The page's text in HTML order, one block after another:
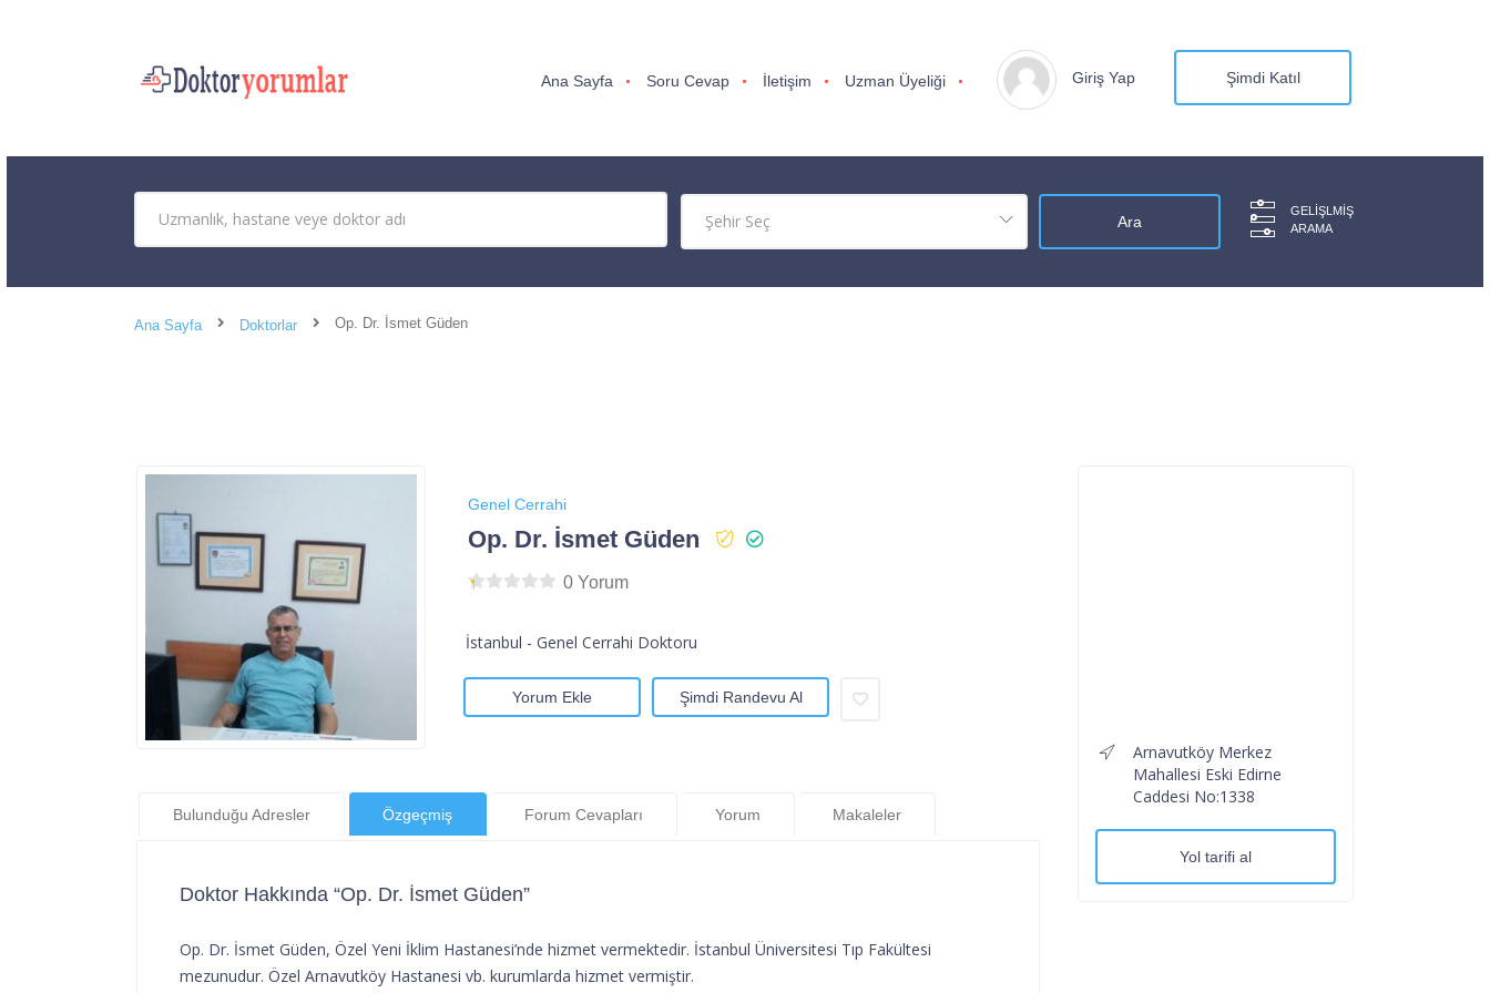
Ana Sayfa Soru Cevap İletişim Uzman Üyeliği Giriş Yap Şimdi Katıl
GELIŞLMIŞ
ARAMA
Ana Sayfa Doktorlar Op. Dr. İsmet Güden
Genel Cerrahi
Op. Dr. İsmet Güden
0 Yorum
İstanbul - Genel Cerrahi Doktoru
Yorum Ekle Şimdi Randevu Al
Bulunduğu Adresler Özgeçmiş Forum Cevapları Yorum Makaleler
Doktor Hakkında “Op. Dr. İsmet Güden”
Op. Dr. İsmet Güden, Özel Yeni İklim Hastanesi’nde hizmet vermektedir. İstanbul Üniversitesi Tıp Fakültesi
mezunudur. Özel Arnavutköy Hastanesi vb. kurumlarda hizmet vermiştir.
Arnavutköy Merkez
Mahallesi Eski Edirne
Caddesi No:1338
Yol tarifi al